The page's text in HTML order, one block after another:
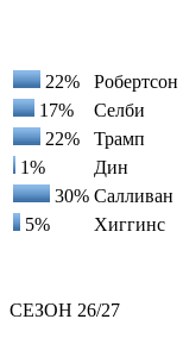
22%
Робертсон
17%
Селби
22%
Трамп
1%
Дин
30% Салливан
5%
Хиггинс
СЕЗОН 26/27